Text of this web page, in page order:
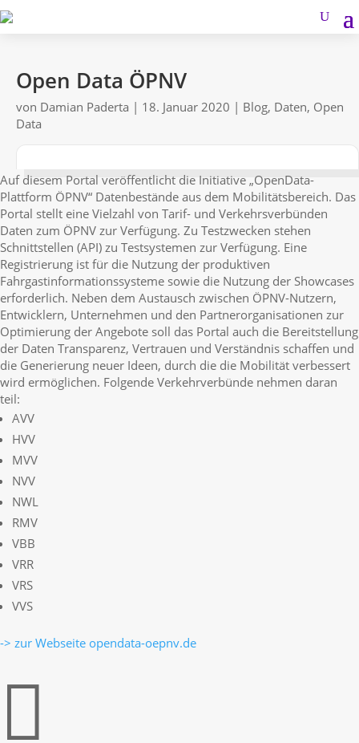
Open Data ÖPNV
von Damian Paderta | 18. Januar 2020 | Blog, Daten, Open
Data
Auf diesem Portal veröffentlicht die Initiative „OpenData-
Plattform ÖPNV“ Datenbestände aus dem Mobilitätsbereich. Das
Portal stellt eine Vielzahl von Tarif- und Verkehrsverbünden
Daten zum ÖPNV zur Verfügung. Zu Testzwecken stehen
Schnittstellen (API) zu Testsystemen zur Verfügung. Eine
Registrierung ist für die Nutzung der produktiven
Fahrgastinformationssysteme sowie die Nutzung der Showcases
erforderlich. Neben dem Austausch zwischen ÖPNV-Nutzern,
Entwicklern, Unternehmen und den Partnerorganisationen zur
Optimierung der Angebote soll das Portal auch die Bereitstellung
der Daten Transparenz, Vertrauen und Verständnis schaffen und
die Generierung neuer Ideen, durch die die Mobilität verbessert
wird ermöglichen. Folgende Verkehrverbünde nehmen daran
teil:
AVV
HVV
MVV
NVV
NWL
RMV
VBB
VRR
VRS
VVS
-> zur Webseite opendata-oepnv.de
